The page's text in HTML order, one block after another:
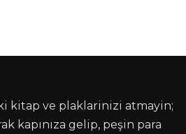
kitap ve plaklarinizi atmayin;
kapınıza gelip, peşin para